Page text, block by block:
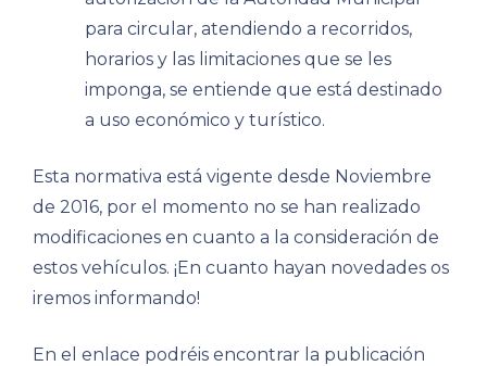
para circular, atendiendo a recorridos,
horarios y las limitaciones que se les
imponga, se entiende que está destinado
a uso económico y turístico.
Esta normativa está vigente desde Noviembre
de 2016, por el momento no se han realizado
modificaciones en cuanto a la consideración de
estos vehículos. ¡En cuanto hayan novedades os
iremos informando!
En el enlace podréis encontrar la publicación